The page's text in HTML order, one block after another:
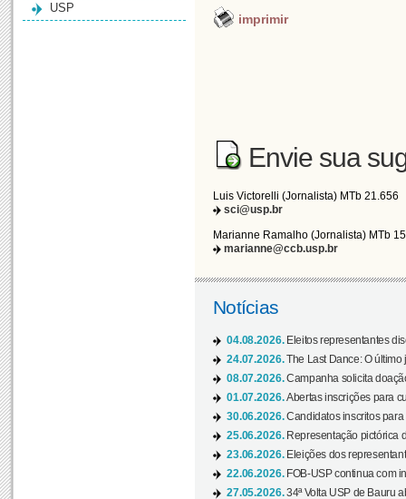
USP
imprimir
Envie sua
Luis Victorelli (Jornalista) MTb 21.656
sci@usp.br
Marianne Ramalho (Jornalista) MTb
marianne@ccb.usp.br
Notícias
04.08.2026. Eleitos representantes
24.07.2026.The Last Dance: O
08.07.2026.Campanha solicita
01.07.2026.Abertas inscrições para
30.06.2026.Candidatos inscritos
25.06.2026. Representação pictórica
23.06.2026. Eleições dos
22.06.2026. FOB-USP continua com
27.05.2026.34ª Volta USP de Bauru